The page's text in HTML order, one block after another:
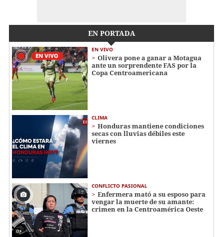
EN PORTADA
EN VIVO
Olivera pone a ganar a Motagua
ante un sorprendente FAS por la
Copa Centroamericana
CLIMA
Honduras mantiene condiciones
secas con lluvias débiles este
viernes
CONFLICTO PASIONAL
Enfermera mató a su esposo para
vengar la muerte de su amante:
crimen en la Centroamérica Oeste